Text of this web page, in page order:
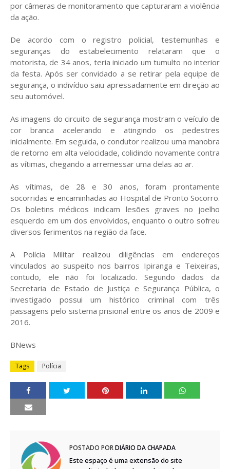
por câmeras de monitoramento que capturaram a violência
da ação.
De acordo com o registro policial, testemunhas e
seguranças do estabelecimento relataram que o
motorista, de 34 anos, teria iniciado um tumulto no interior
da festa. Após ser convidado a se retirar pela equipe de
segurança, o indivíduo saiu apressadamente em direção ao
seu automóvel.
As imagens do circuito de segurança mostram o veículo de
cor branca acelerando e atingindo os pedestres
inicialmente. Em seguida, o condutor realizou uma manobra
de retorno em alta velocidade, colidindo novamente contra
as vítimas, chegando a arremessar uma delas ao ar.
As vítimas, de 28 e 30 anos, foram prontamente
socorridas e encaminhadas ao Hospital de Pronto Socorro.
Os boletins médicos indicam lesões graves no joelho
esquerdo em um dos envolvidos, enquanto o outro sofreu
diversos ferimentos na região da face.
A Polícia Militar realizou diligências em endereços
vinculados ao suspeito nos bairros Ipiranga e Teixeiras,
contudo, ele não foi localizado. Segundo dados da
Secretaria de Estado de Justiça e Segurança Pública, o
investigado possui um histórico criminal com três
passagens pelo sistema prisional entre os anos de 2009 e
2016.
BNews
Tags Polícia
POSTADO PORDIÁRIO DA CHAPADA
Este espaço é uma extensão do site